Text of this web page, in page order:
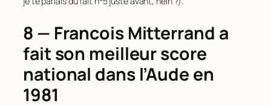
8 — Francois Mitterrand a
fait son meilleur score
national dans l’Aude en
1981